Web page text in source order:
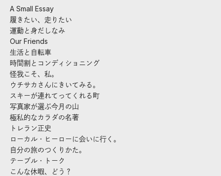
A Small Essay
履きたい、走りたい
運動と身だしなみ
Our Friends
生活と自転車
時間割とコンディショニング
怪我こそ、私。
ウチサカさんにきいてみる。
スキーが連れてってくれる町
写真家が選ぶ今月の山
極私的なカラダの名著
トレラン正史
ローカル・ヒーローに会いに行く。
自分の旅のつくりかた。
テーブル・トーク
こんな休暇、どう？